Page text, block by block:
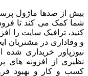
بیش از صدها ماژول
شما کمک می کند تا
کنید، ترافیک سایت را
و وفاداری در مشتریان
نیوزپاور خریداری
نظیری از افزونه های
کسب و کار و بهبود